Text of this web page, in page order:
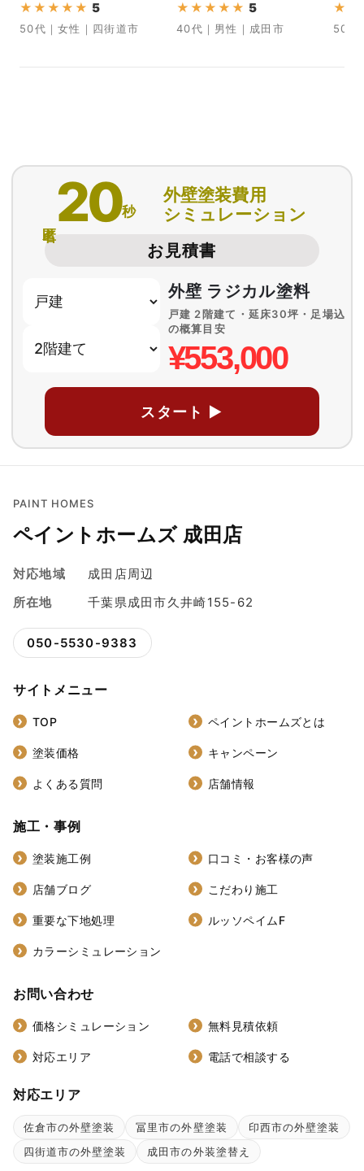
★ ★ ★ ★ ★ 5
50代｜女性｜四街道市
★ ★ ★ ★ ★ 5
40代｜男性｜成田市
★
50代
20秒
外壁塗装費用
シミュレーション
お見積書
外壁 ラジカル塗料
戸建 2階建て・延床30坪・足場込
の概算目安
¥553,000
スタート ▶
PAINT HOMES
ペイントホームズ 成田店
対応地域
成田店周辺
所在地
千葉県成田市久井崎155-62
050-5530-9383
サイトメニュー
TOP ペイントホームズとは
塗装価格 キャンペーン
よくある質問 店舗情報
施工・事例
塗装施工例 口コミ・お客様の声
店舗ブログ こだわり施工
重要な下地処理 ルッソペイムF
カラーシミュレーション
お問い合わせ
価格シミュレーション 無料見積依頼
対応エリア 電話で相談する
対応エリア
佐倉市の外壁塗装 冨里市の外壁塗装
印西市の外壁塗装
四街道市の外壁塗装
成田市の外装塗替え